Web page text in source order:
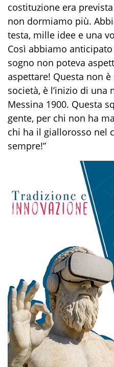
costituzione era
non dormiamo più.
testa, mille idee e una
Così abbiamo
sogno non poteva
aspettare! Questa non
società, è l’inizio di una
Messina 1900. Questa
gente, per chi non ha
chi ha il giallorosso nel
sempre!”